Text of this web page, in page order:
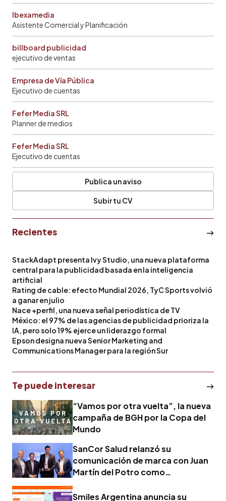
Ibexamedia
Asistente Comercial y Planificación
billboard publicidad
ejecutivo de ventas
Empresa de Vía Pública
Ejecutivo de cuentas
Fefer Media SRL
Planner de medios
Fefer Media SRL
Ejecutivo de cuentas
Publica un aviso
Subir tu CV
Recientes
StackAdapt presenta Ivy Studio, una nueva plataforma
central para la publicidad basada en la inteligencia
artificial
Rating de cable: efecto Mundial 2026, TyC Sports volvió
a ganar en julio
Nace +perfil, una nueva señal periodística de TV
México: el 97% de las agencias de publicidad prioriza la
IA, pero solo 19% ejerce un liderazgo formal
Epson designa nueva Senior Marketing and
Communications Manager para la región Sur
Te puede interesar
“Vamos por otra vuelta”, la nueva
campaña de BGH por la Copa del
Mundo
SanCor Salud relanzó su
comunicación de marca con Juan
Martín del Potro como
Smiles Argentina anuncia su